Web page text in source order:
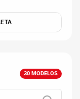
30 MODELOS